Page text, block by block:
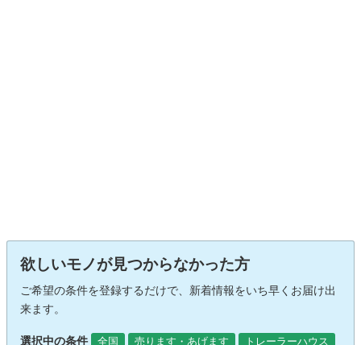
欲しいモノが見つからなかった方
ご希望の条件を登録するだけで、新着情報をいち早くお届け出
来ます。
選択中の条件 全国 売ります・あげます トレーラーハウス